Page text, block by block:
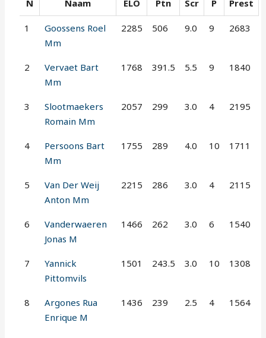
N Naam ELO Ptn Scr P Prest
1
Goossens Roel
Mm
2285 506 9.0 9 2683
2
Vervaet Bart
Mm
1768 391.5 5.5 9 1840
3
Slootmaekers
Romain Mm
2057 299 3.0 4 2195
4
Persoons Bart
Mm
1755 289 4.0 10 1711
5
Van Der Weij
Anton Mm
2215 286 3.0 4 2115
6
Vanderwaeren
Jonas M
1466 262 3.0 6 1540
7
Yannick
Pittomvils
1501 243.5 3.0 10 1308
8
Argones Rua
Enrique M
1436 239 2.5 4 1564